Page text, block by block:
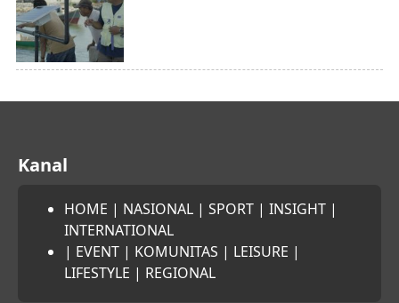
Kanal
HOME | NASIONAL | SPORT | INSIGHT |
INTERNATIONAL
| EVENT | KOMUNITAS | LEISURE |
LIFESTYLE | REGIONAL